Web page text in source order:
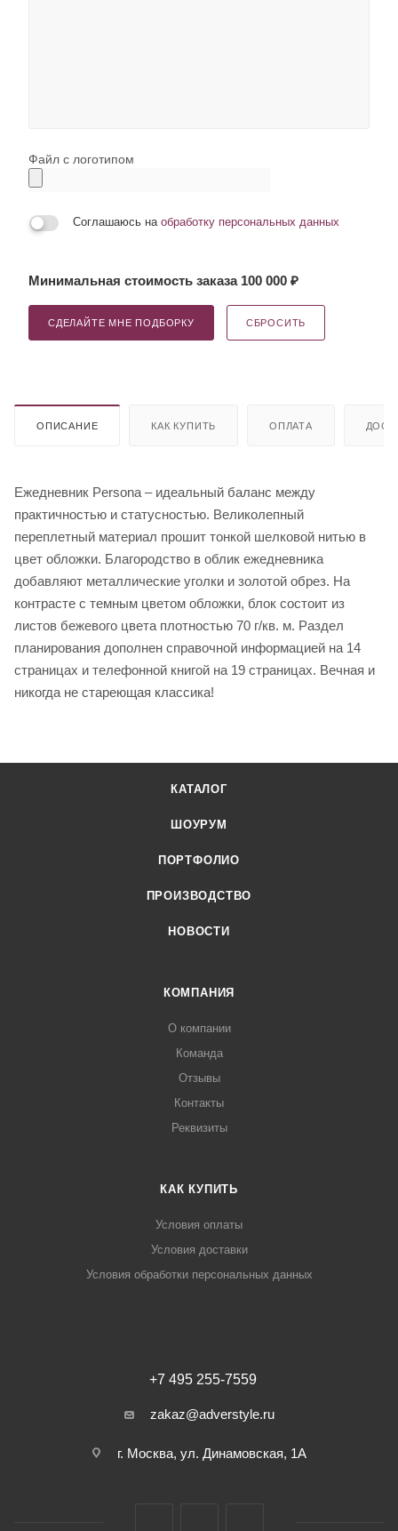
Файл с логотипом
Соглашаюсь на обработку персональных данных
Минимальная стоимость заказа 100 000 ₽
СДЕЛАЙТЕ МНЕ ПОДБОРКУ СБРОСИТЬ
ОПИСАНИЕ КАК КУПИТЬ ОПЛАТА
Ежедневник Persona – идеальный баланс между
практичностью и статусностью. Великолепный
переплетный материал прошит тонкой шелковой нитью в
цвет обложки. Благородство в облик ежедневника
добавляют металлические уголки и золотой обрез. На
контрасте с темным цветом обложки, блок состоит из
листов бежевого цвета плотностью 70 г/кв. м. Раздел
планирования дополнен справочной информацией на 14
страницах и телефонной книгой на 19 страницах. Вечная и
никогда не стареющая классика!
КАТАЛОГ
ШОУРУМ
ПОРТФОЛИО
ПРОИЗВОДСТВО
НОВОСТИ
КОМПАНИЯ
О компании
Команда
Отзывы
Контакты
Реквизиты
КАК КУПИТЬ
Условия оплаты
Условия доставки
Условия обработки персональных данных
+7 495 255-7559
zakaz@adverstyle.ru
г. Москва, ул. Динамовская, 1А